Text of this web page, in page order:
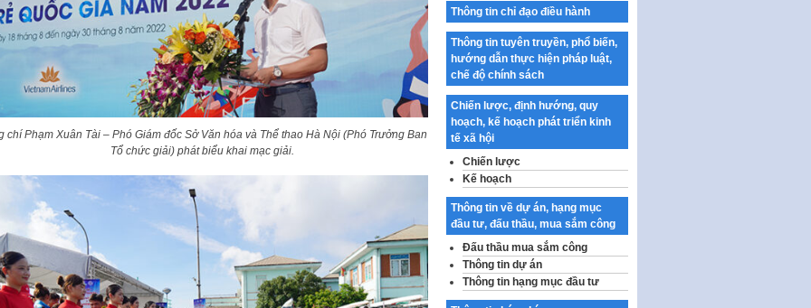
chí Phạm Xuân Tài – Phó Giám đốc Sở Văn hóa và Thể thao Hà Nội (Phó Trưởng Ban
Tổ chức giải) phát biểu khai mạc giải.
tưởng của Đảng…
Công bố công khai dự toán kinh
phí xây dựng pháp luật, hoàn
thiện thể chế, chính…
Quy định về nghiên cứu, ứng
dụng khoa học, công nghệ, đổi
mới sáng tạo và chuyển…
Quy định chi tiết và hướng dẫn
thi hành một số điều của Luật Lý
lịch tư…
Sửa đổi, bổ sung một số nội
dung tại Nghị quyết số 30/NQ-
CP ngày 24 tháng 02…
Ban hành Chương trình hành
động của Chính phủ thực hiện
Thông tin chỉ đạo điều hành
Thông tin tuyên truyền, phổ biến,
hướng dẫn thực hiện pháp luật,
chế độ chính sách
Chiến lược, định hướng, quy
hoạch, kế hoạch phát triển kinh
tế xã hội
Chiến lược
Kế hoạch
Thông tin về dự án, hạng mục
đầu tư, đấu thầu, mua sắm công
Đấu thầu mua sắm công
Thông tin dự án
Thông tin hạng mục đầu tư